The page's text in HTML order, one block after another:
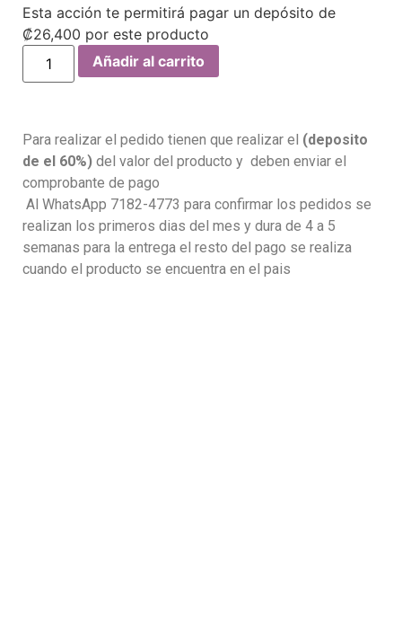
Esta acción te permitirá pagar un depósito de
₡26,400 por este producto
Añadir al carrito
Para realizar el pedido tienen que realizar el (deposito
de el 60%) del valor del producto y deben enviar el
comprobante de pago
Al WhatsApp 7182-4773 para confirmar los pedidos se
realizan los primeros dias del mes y dura de 4 a 5
semanas para la entrega el resto del pago se realiza
cuando el producto se encuentra en el pais